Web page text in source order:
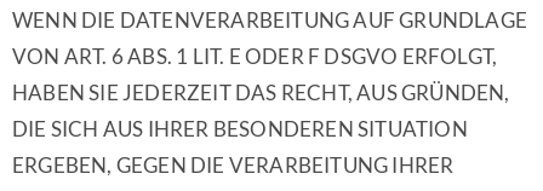
WENN DIE DATENVERARBEITUNG AUF GRUNDLAGE
VON ART. 6 ABS. 1 LIT. E ODER F DSGVO ERFOLGT,
HABEN SIE JEDERZEIT DAS RECHT, AUS GRÜNDEN,
DIE SICH AUS IHRER BESONDEREN SITUATION
ERGEBEN, GEGEN DIE VERARBEITUNG IHRER